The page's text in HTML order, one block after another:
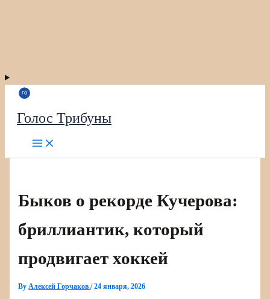
Голос Трибуны
Быков о рекорде Кучерова:
бриллиантик, который
продвигает хоккей
ByАлексей Горчаков/24 января, 2026